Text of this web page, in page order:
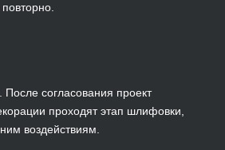
согласования проект
проходят этап шлифовки,
воздействиям.